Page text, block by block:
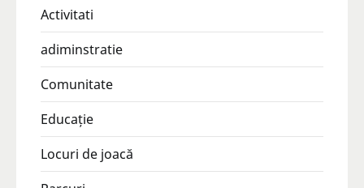
Activitati
adiminstratie
Comunitate
Educație
Locuri de joacă